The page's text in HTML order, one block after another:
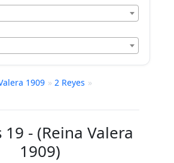
1909 » 2 Reyes »
19 - (Reina Valera
1909)